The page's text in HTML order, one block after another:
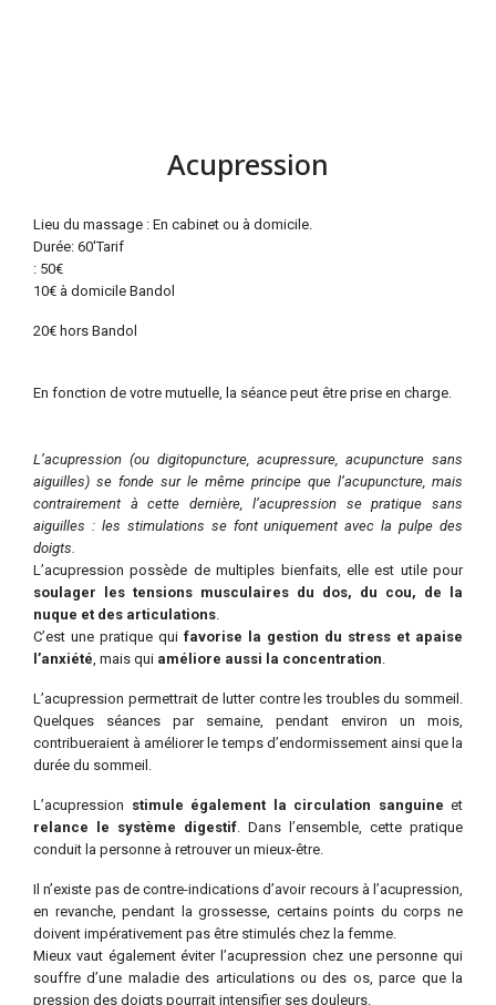
Acupression
Lieu du massage : En cabinet ou à domicile.
Durée: 60'Tarif
: 50€
10€ à domicile Bandol
20€ hors Bandol
En fonction de votre mutuelle, la séance peut être prise en charge.
L’acupression (ou digitopuncture, acupressure, acupuncture sans
aiguilles) se fonde sur le même principe que l’acupuncture, mais
contrairement à cette dernière, l’acupression se pratique sans
aiguilles : les stimulations se font uniquement avec la pulpe des
doigts.
L’acupression possède de multiples bienfaits, elle est utile pour
soulager les tensions musculaires du dos, du cou, de la
nuque et des articulations.
C’est une pratique qui favorise la gestion du stress et apaise
l’anxiété, mais qui améliore aussi la concentration.
L’acupression permettrait de lutter contre les troubles du sommeil.
Quelques séances par semaine, pendant environ un mois,
contribueraient à améliorer le temps d’endormissement ainsi que la
durée du sommeil.
L’acupression stimule également la circulation sanguine et
relance le système digestif. Dans l’ensemble, cette pratique
conduit la personne à retrouver un mieux-être.
Il n’existe pas de contre-indications d’avoir recours à l’acupression,
en revanche, pendant la grossesse, certains points du corps ne
doivent impérativement pas être stimulés chez la femme.
Mieux vaut également éviter l’acupression chez une personne qui
souffre d’une maladie des articulations ou des os, parce que la
pression des doigts pourrait intensifier ses douleurs.